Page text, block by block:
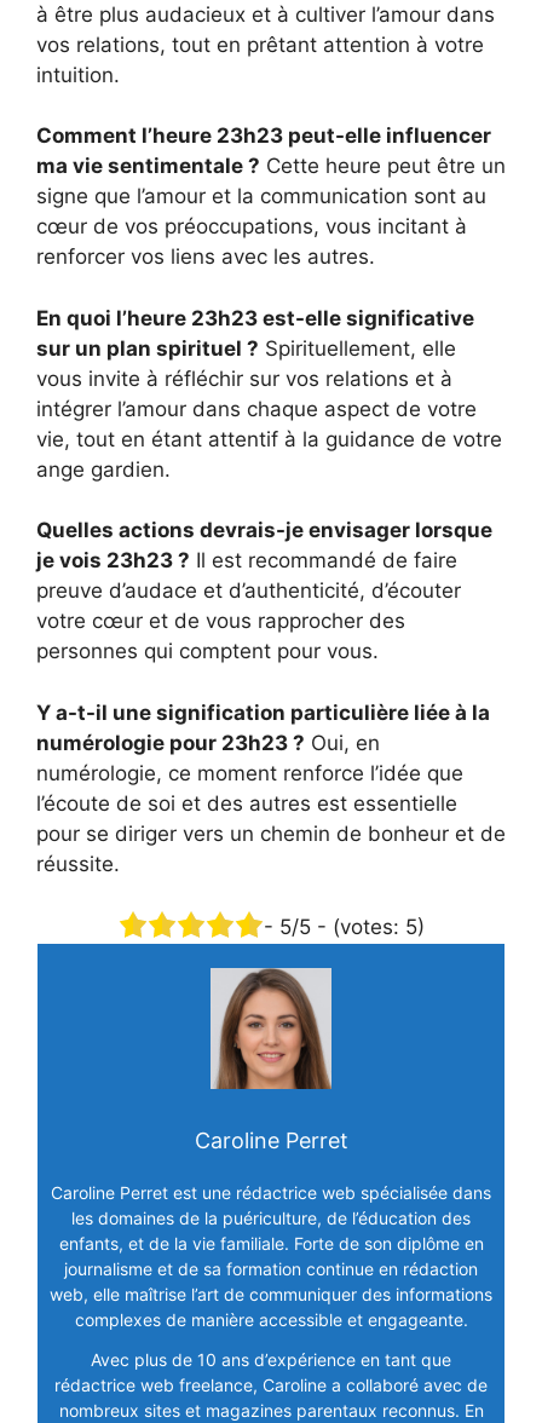
à être plus audacieux et à cultiver l’amour dans
vos relations, tout en prêtant attention à votre
intuition.
Comment l’heure 23h23 peut-elle influencer
ma vie sentimentale ? Cette heure peut être un
signe que l’amour et la communication sont au
cœur de vos préoccupations, vous incitant à
renforcer vos liens avec les autres.
En quoi l’heure 23h23 est-elle significative
sur un plan spirituel ? Spirituellement, elle
vous invite à réfléchir sur vos relations et à
intégrer l’amour dans chaque aspect de votre
vie, tout en étant attentif à la guidance de votre
ange gardien.
Quelles actions devrais-je envisager lorsque
je vois 23h23 ? Il est recommandé de faire
preuve d’audace et d’authenticité, d’écouter
votre cœur et de vous rapprocher des
personnes qui comptent pour vous.
Y a-t-il une signification particulière liée à la
numérologie pour 23h23 ? Oui, en
numérologie, ce moment renforce l’idée que
l’écoute de soi et des autres est essentielle
pour se diriger vers un chemin de bonheur et de
réussite.
- 5/5 - (votes: 5)
Caroline Perret
Caroline Perret est une rédactrice web spécialisée dans
les domaines de la puériculture, de l’éducation des
enfants, et de la vie familiale. Forte de son diplôme en
journalisme et de sa formation continue en rédaction
web, elle maîtrise l’art de communiquer des informations
complexes de manière accessible et engageante.
Avec plus de 10 ans d’expérience en tant que
rédactrice web freelance, Caroline a collaboré avec de
nombreux sites et magazines parentaux reconnus. En